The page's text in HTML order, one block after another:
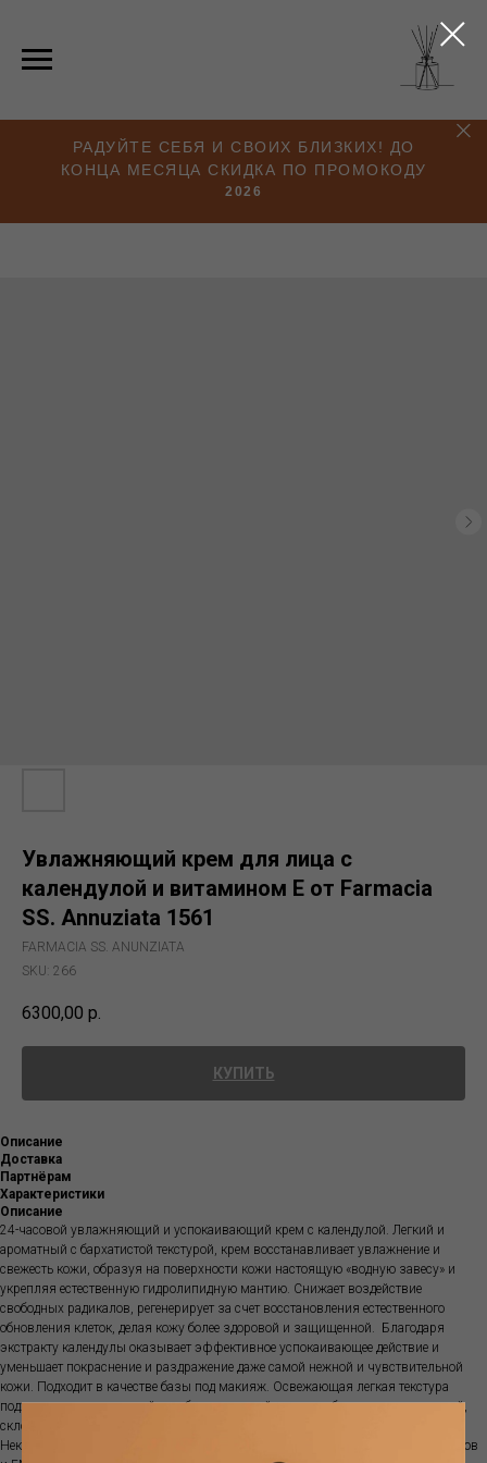
РАДУЙТЕ СЕБЯ И СВОИХ БЛИЗКИХ! ДО
КОНЦА МЕСЯЦА СКИДКА ПО ПРОМОКОДУ
2026
Увлажняющий крем для лица с
календулой и витамином Е от Farmacia
SS. Annuziata 1561
FARMACIA SS. ANUNZIATA
SKU: 266
6300,00 р.
КУПИТЬ
Описание
Доставка
Партнёрам
Характеристики
Описание
24-часовой увлажняющий и успокаивающий крем с календулой. Легкий и
ароматный с бархатистой текстурой, крем восстанавливает увлажнение и
свежесть кожи, образуя на поверхности кожи настоящую «водную завесу» и
укрепляя естественную гидролипидную мантию. Снижает воздействие
свободных радикалов, регенерирует за счет восстановления естественного
обновления клеток, делая кожу более здоровой и защищенной. Благодаря
экстракту календулы оказывает эффективное успокаивающее действие и
уменьшает покраснение и раздражение даже самой нежной и чувствительной
кожи. Подходит в качестве базы под макияж. Освежающая легкая текстура
подходит для нормальной, комбинированной кожи, особенно чувствительной,
склонной к покраснениям.
Некомедогенно. Не вызывает угревую сыпь. Не содержит красителей, парабенов